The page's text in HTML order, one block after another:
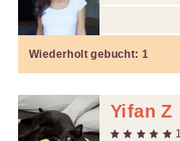
Wiederholt gebucht:1
Yifan Z
1